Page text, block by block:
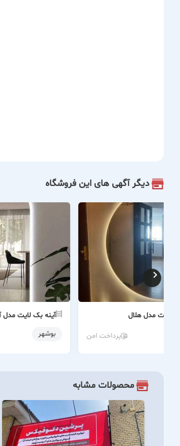
دیگر آگهی های این فروشگاه
لایت مدل هلال
پرداخت امن
آینه بک لایت مدل
بوشهر
محصولات مشابه